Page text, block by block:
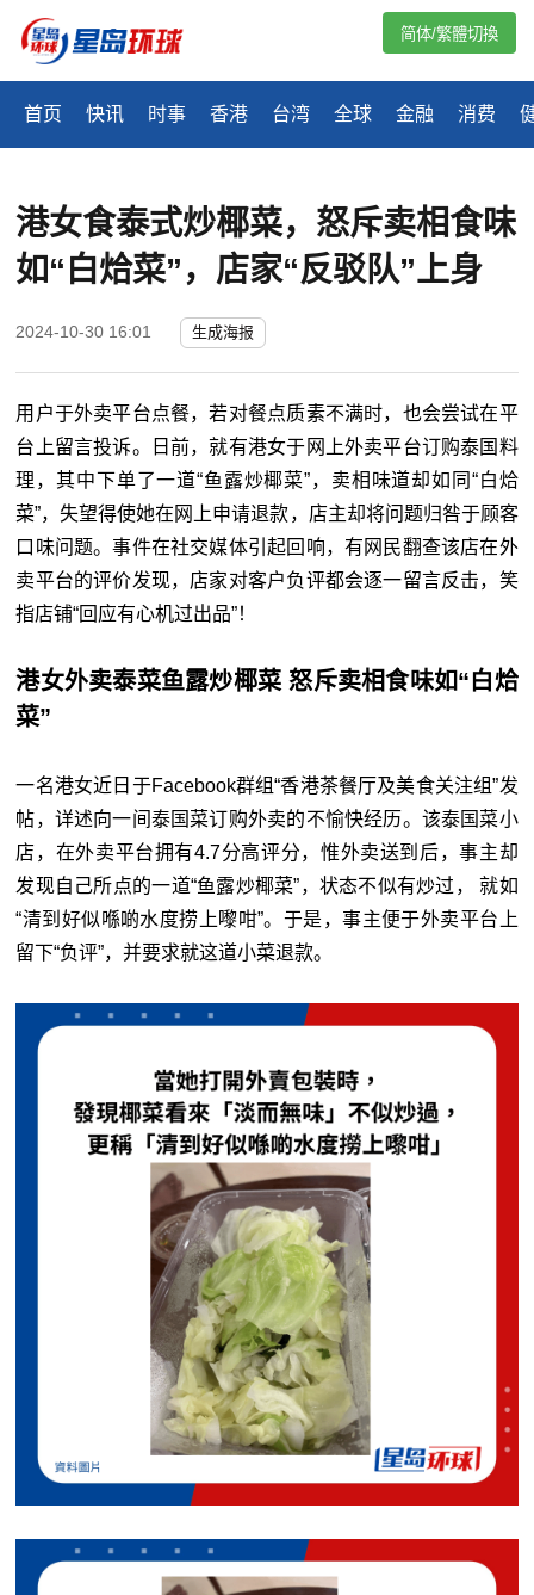
首页 快讯 时事 香港 台湾 全球 金融 消费
简体/繁體切換
港女食泰式炒椰菜，怒斥卖相食味
如“白烚菜”，店家“反驳队”上身
2024-10-30 16:01 生成海报
用户于外卖平台点餐，若对餐点质素不满时，也会尝试在平
台上留言投诉。日前，就有港女于网上外卖平台订购泰国料
理，其中下单了一道“鱼露炒椰菜”，卖相味道却如同“白烚
菜”，失望得使她在网上申请退款，店主却将问题归咎于顾客
口味问题。事件在社交媒体引起回响，有网民翻查该店在外
卖平台的评价发现，店家对客户负评都会逐一留言反击，笑
指店铺“回应有心机过出品”！
港女外卖泰菜鱼露炒椰菜 怒斥卖相食味如“白烚
菜”
一名港女近日于Facebook群组“香港茶餐厅及美食关注组”发
帖，详述向一间泰国菜订购外卖的不愉快经历。该泰国菜小
店，在外卖平台拥有4.7分高评分，惟外卖送到后，事主却
发现自己所点的一道“鱼露炒椰菜”，状态不似有炒过， 就如
“清到好似喺啲水度捞上嚟咁”。于是，事主便于外卖平台上
留下“负评”，并要求就这道小菜退款。